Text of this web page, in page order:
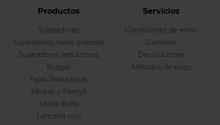
Productos
Sujetadores
Sujetadores tallas grandes
Sujetadores reductores
Bragas
Fajas Reductoras
Medias y Pantys
Moda Baño
Lencería roja
Servicios
Condiciones de envío
Cambios
Devoluciones
Métodos de pago